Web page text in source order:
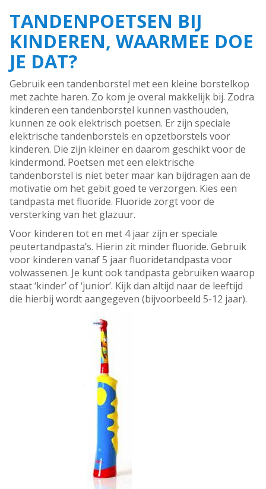
TANDENPOETSEN BIJ
KINDEREN, WAARMEE DOE
JE DAT?
Gebruik een tandenborstel met een kleine borstelkop
met zachte haren. Zo kom je overal makkelijk bij. Zodra
kinderen een tandenborstel kunnen vasthouden,
kunnen ze ook elektrisch poetsen. Er zijn speciale
elektrische tandenborstels en opzetborstels voor
kinderen. Die zijn kleiner en daarom geschikt voor de
kindermond. Poetsen met een elektrische
tandenborstel is niet beter maar kan bijdragen aan de
motivatie om het gebit goed te verzorgen. Kies een
tandpasta met fluoride. Fluoride zorgt voor de
versterking van het glazuur.
Voor kinderen tot en met 4 jaar zijn er speciale
peutertandpasta’s. Hierin zit minder fluoride. Gebruik
voor kinderen vanaf 5 jaar fluoridetandpasta voor
volwassenen. Je kunt ook tandpasta gebruiken waarop
staat ‘kinder’ of ‘junior’. Kijk dan altijd naar de leeftijd
die hierbij wordt aangegeven (bijvoorbeeld 5-12 jaar).